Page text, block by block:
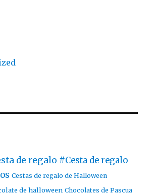
de regalo #Cesta de regalo
Cestas de regalo de Halloween
de halloween Chocolates de Pascua